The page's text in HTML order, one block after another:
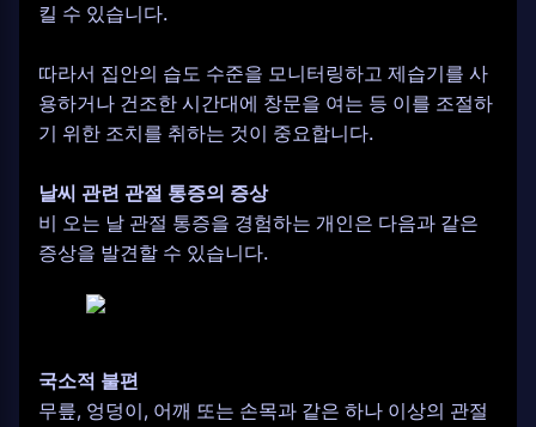
킬 수 있습니다.
따라서 집안의 습도 수준을 모니터링하고 제습기를 사
용하거나 건조한 시간대에 창문을 여는 등 이를 조절하
기 위한 조치를 취하는 것이 중요합니다.
날씨 관련 관절 통증의 증상
비 오는 날 관절 통증을 경험하는 개인은 다음과 같은
증상을 발견할 수 있습니다.
국소적 불편
무릎, 엉덩이, 어깨 또는 손목과 같은 하나 이상의 관절